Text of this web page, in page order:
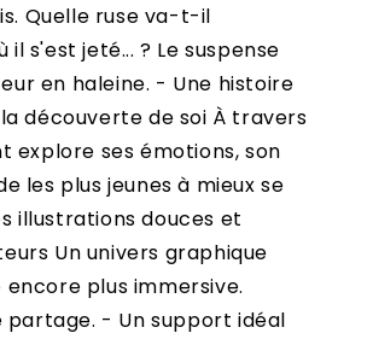
Quelle ruse va-t-il
s'est jeté... ? Le suspense
en haleine. - Une histoire
découverte de soi À travers
explore ses émotions, son
les plus jeunes à mieux se
illustrations douces et
Un univers graphique
plus immersive.
- Un support idéal